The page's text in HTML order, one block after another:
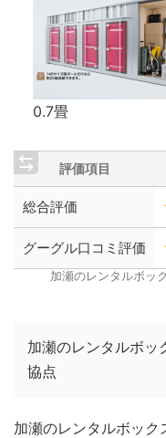
0.7畳
評価項目
総合評価
グーグル口コミ評価
加瀬のレンタルボッ
加瀬のレンタルボッ
協点
加瀬のレンタルボック